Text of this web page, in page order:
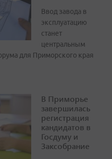
Ввод завода в
эксплуатацию
станет
центральным
для Приморского края
В Приморье
завершилась
регистрация
кандидатов в
Госдуму и
Заксобрание